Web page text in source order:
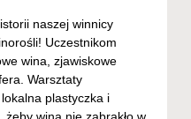
naszej winnicy
Uczestnikom
wina, zjawiskowe
Warsztaty
plastyczka i